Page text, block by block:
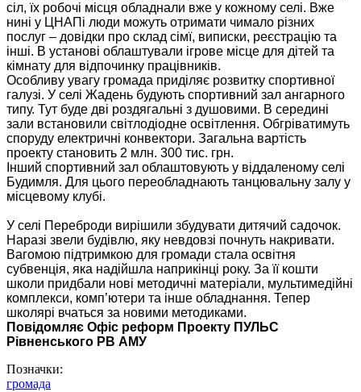
сіл, їх робочі місця обладнали вже у кожному селі. Вже
нині у ЦНАПі люди можуть отримати чимало різних
послуг – довідки про склад сімї, виписки, реєстрацію та
інші. В установі облаштували ігрове місце для дітей та
кімнату для відпочинку працівників.
Особливу увагу громада приділяє розвитку спортивної
галузі. У селі Жадень будують спортивний зал ангарного
типу. Тут буде дві роздягальні з душовими. В середині
зали встановили світлодіодне освітлення. Обгріватимуть
споруду електричні конвектори. Загальна вартість
проекту становить 2 млн. 300 тис. грн.
Інший спортивний зал облаштовують у віддаленому селі
Будимля. Для цього переобладнають танцювальну залу у
місцевому клубі.
У селі Переброди вирішили збудувати дитячий садочок.
Наразі звели будівлю, яку невдовзі почнуть накривати.
Вагомою підтримкою для громади стала освітня
субвенція, яка надійшла наприкінці року. За її кошти
школи придбали нові методичні матеріали, мультимедійні
комплекси, комп’ютери та інше обладнання. Тепер
школярі вчаться за новими методиками.
Повідомляє Офіс реформ Проекту ПУЛЬС
Рівненського РВ АМУ
Позначки:
громада